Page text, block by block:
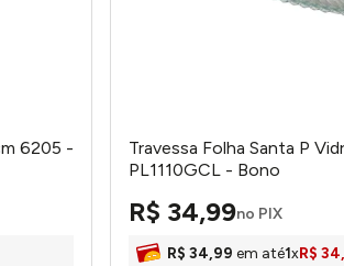
6205 -
Travessa Folha Santa P
PL1110GCL - Bono
R$ 34,99no PIX
R$ 34,99 em até1xR$ 34,